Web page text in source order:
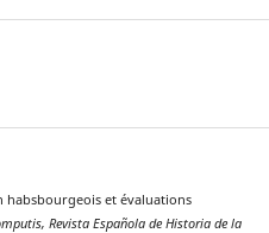
habsbourgeois et évaluations
Revista Española de Historia de la